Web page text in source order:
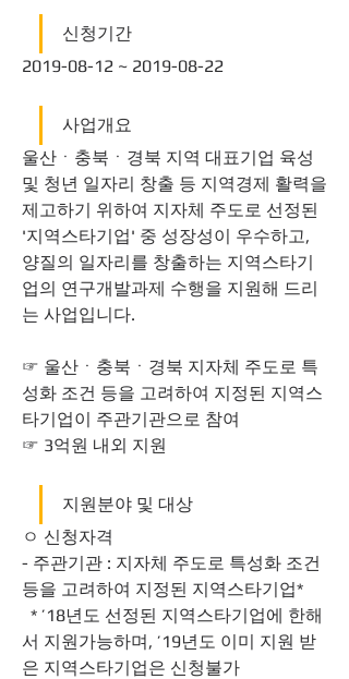
신청기간
2019-08-12 ~ 2019-08-22
사업개요
울산ㆍ충북ㆍ경북 지역 대표기업 육성
및 청년 일자리 창출 등 지역경제 활력을
제고하기 위하여 지자체 주도로 선정된
'지역스타기업' 중 성장성이 우수하고,
양질의 일자리를 창출하는 지역스타기
업의 연구개발과제 수행을 지원해 드리
는 사업입니다.
☞ 울산ㆍ충북ㆍ경북 지자체 주도로 특
성화 조건 등을 고려하여 지정된 지역스
타기업이 주관기관으로 참여
☞ 3억원 내외 지원
지원분야 및 대상
ㅇ 신청자격
- 주관기관 : 지자체 주도로 특성화 조건
등을 고려하여 지정된 지역스타기업*
* ’18년도 선정된 지역스타기업에 한해
서 지원가능하며, ’19년도 이미 지원 받
은 지역스타기업은 신청불가